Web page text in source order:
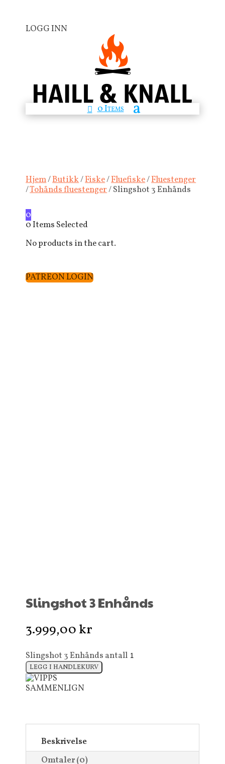
LOGG INN
0 Items
Hjem/Butikk/Fiske/Fluefiske/Fluestenger
/Tohånds fluestenger/ Slingshot 3 Enhånds
0
0Items Selected
No products in the cart.
PATREON LOGIN
Slingshot 3 Enhånds
3.999,00kr
Slingshot 3 Enhånds antall
LEGG I HANDLEKURV
SAMMENLIGN
Beskrivelse
Omtaler (0)